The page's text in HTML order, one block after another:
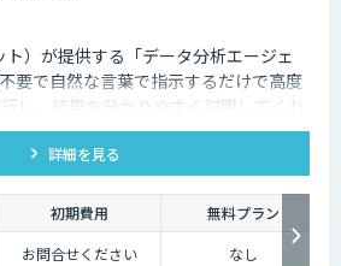
）が提供する「データ分析エージェ
要で自然な言葉で指示するだけで高度
し、結果を分かりやすく説明してくれ
詳細を見る
初期費用
無料プラン
お問合せください なし